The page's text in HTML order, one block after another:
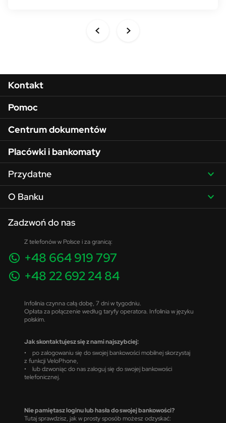
Menu w stopce
Kontakt
Pomoc
Centrum dokumentów
Placówki i bankomaty
Przydatne
O Banku
Zadzwoń do nas
Z telefonów w Polsce i za granicą:
+48 664 919 797
+48 22 692 24 84
Infolinia czynna całą dobę, 7 dni w tygodniu.
Opłata za połączenie według taryfy operatora. Infolinia w języku
polskim.
Jak skontaktujesz się z nami najszybciej:
• po zalogowaniu się do swojej bankowości mobilnej skorzystaj
z funkcji VeloPhone,
• lub dzwoniąc do nas zaloguj się do swojej bankowości
telefonicznej.
Nie pamiętasz loginu lub hasła do swojej bankowości?
Tutaj sprawdzisz, jak w prosty sposób możesz odzyskać: